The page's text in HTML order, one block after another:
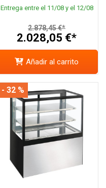
Entrega entre el 11/08 y el 12/08
2.878,45 €*
2.028,05 €*
Añadir al carrito
- 32 %